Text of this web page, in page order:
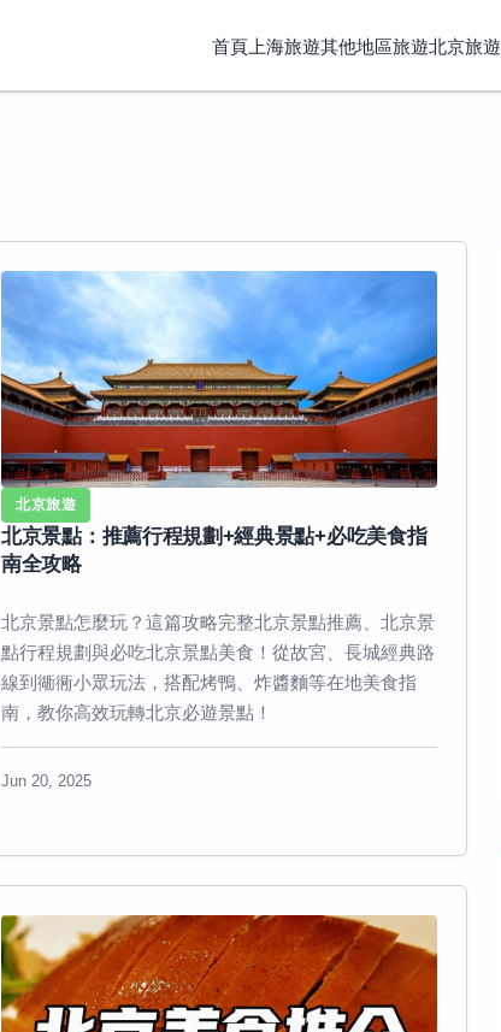
首頁 上海旅遊其他地區旅遊北京旅遊
北京旅遊
北京景點：推薦行程規劃+經典景點+必吃美食指
南全攻略
北京景點怎麼玩？這篇攻略完整北京景點推薦、北京景
點行程規劃與必吃北京景點美食！從故宮、長城經典路
線到衚衕小眾玩法，搭配烤鴨、炸醬麵等在地美食指
南，教你高效玩轉北京必遊景點！
Jun 20, 2025